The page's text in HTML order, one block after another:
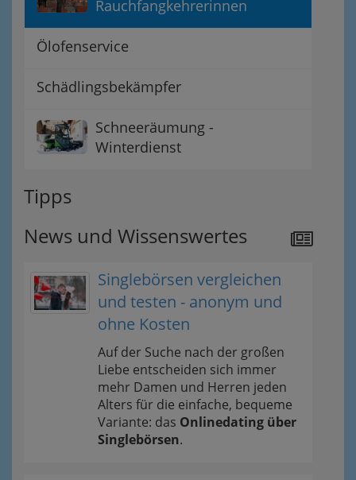
Rauchfangkehrerinnen
Ölofenservice
Schädlingsbekämpfer
Schneeräumung -
Winterdienst
Tipps
News und Wissenswertes
Singlebörsen vergleichen
und testen - anonym und
ohne Kosten
Auf der Suche nach der großen
Liebe entscheiden sich immer
mehr Damen und Herren jeden
Alters für die einfache, bequeme
Variante: das Onlinedating über
Singlebörsen.